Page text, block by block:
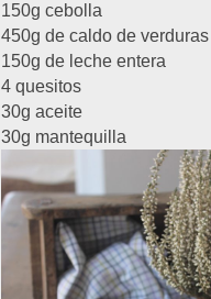
150g cebolla
450g de caldo de verduras
150g de leche entera
4 quesitos
30g aceite
30g mantequilla